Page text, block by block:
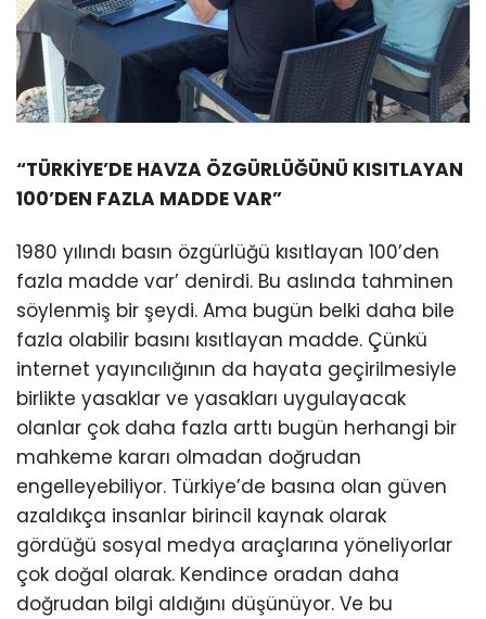
“TÜRKİYE’DE HAVZA ÖZGÜRLÜĞÜNÜ KISITLAYAN
100’DEN FAZLA MADDE VAR”
1980 yılındı basın özgürlüğü kısıtlayan 100’den
fazla madde var’ denirdi. Bu aslında tahminen
söylenmiş bir şeydi. Ama bugün belki daha bile
fazla olabilir basını kısıtlayan madde. Çünkü
internet yayıncılığının da hayata geçirilmesiyle
birlikte yasaklar ve yasakları uygulayacak
olanlar çok daha fazla arttı bugün herhangi bir
mahkeme kararı olmadan doğrudan
engelleyebiliyor. Türkiye’de basına olan güven
azaldıkça insanlar birincil kaynak olarak
gördüğü sosyal medya araçlarına yöneliyorlar
çok doğal olarak. Kendince oradan daha
doğrudan bilgi aldığını düşünüyor. Ve bu